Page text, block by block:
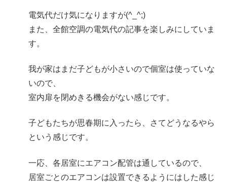
電気代だけ気になりますが(^_^;)
また、全館空調の電気代の記事を楽しみにしていま
す。
我が家はまだ子どもが小さいので個室は使っていな
いので、
室内扉を閉めきる機会がない感じです。
子どもたちが思春期に入ったら、さてどうなるやら
という感じです。
一応、各居室にエアコン配管は通しているので、
居室ごとのエアコンは設置できるようにはした感じ